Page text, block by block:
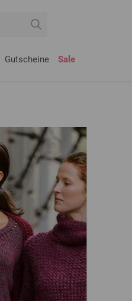
Gutscheine Sale